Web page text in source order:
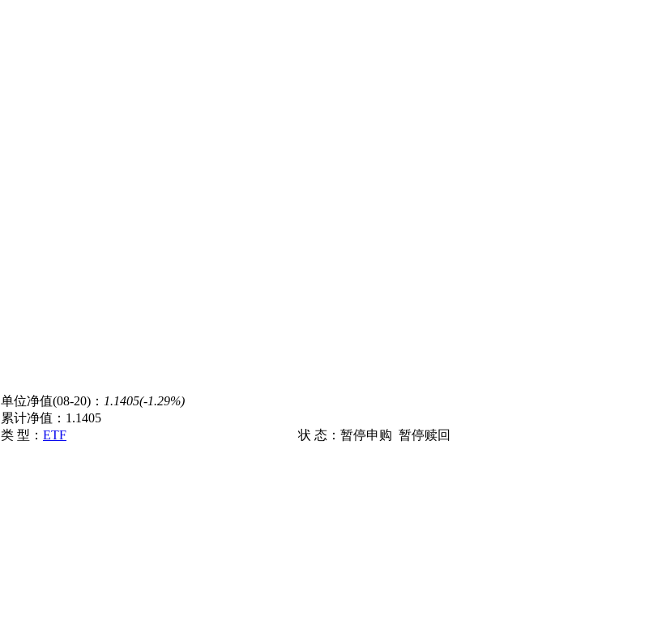
单位净值(08-20)： 1.1405(-1.29%)
累计净值： 1.1405
类 型： ETF 状 态： 暂停申购 暂停赎回